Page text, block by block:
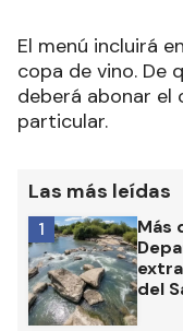
El menú incluirá
copa de vino. De
deberá abonar el
particular.
Las más leídas
Más
del
1